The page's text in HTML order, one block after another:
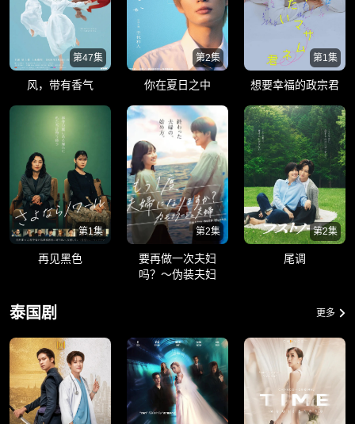
第47集
风，带有香气
第2集
你在夏日之中
第1集
想要幸福的政宗君
第1集
再见黑色
第2集
要再做一次夫妇
吗？～伪装夫妇
第2集
尾调
泰国剧 更多